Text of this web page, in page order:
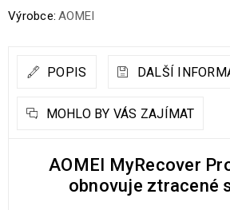
Výrobce: AOMEI
POPIS DALŠÍ
MOHLO BY VÁS ZAJÍMAT
AOMEI MyRecover
obnovuje ztracené